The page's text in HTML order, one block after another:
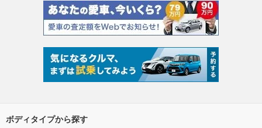
ボディタイプから探す